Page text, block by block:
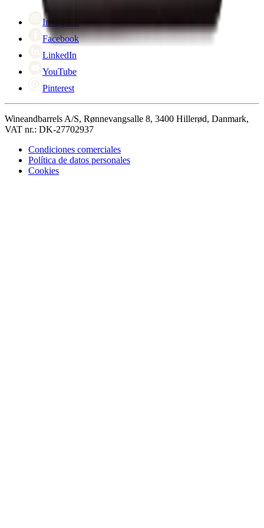
Instagram
Facebook
LinkedIn
YouTube
Pinterest
Wineandbarrels A/S, Rønnevangsalle 8, 3400 Hillerød, Danmark,
VAT nr.: DK-27702937
Condiciones comerciales
Política de datos personales
Cookies